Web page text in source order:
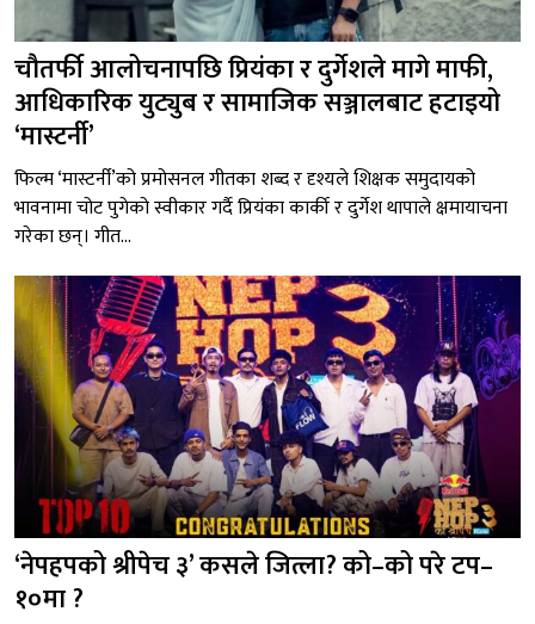
चौतर्फी आलोचनापछि प्रियंका र दुर्गेशले मागे माफी,
आधिकारिक युट्युब र सामाजिक सञ्जालबाट हटाइयो
‘मास्टर्नी’
फिल्म ‘मास्टर्नी’को प्रमोसनल गीतका शब्द र दृश्यले शिक्षक समुदायको
भावनामा चोट पुगेको स्वीकार गर्दै प्रियंका कार्की र दुर्गेश थापाले क्षमायाचना
गरेका छन्। गीत...
‘नेपहपको श्रीपेच ३’ कसले जित्ला? को–को परे टप–
१०मा ?